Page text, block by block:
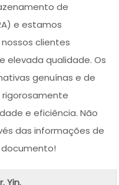
de
e estamos
clientes
elevada qualidade. Os
genuínas e de
e eficiência. Não
das informações de
Yin.